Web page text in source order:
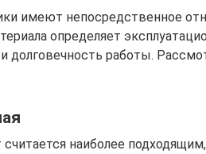
имеют непосредственное
определяет
долговечность работы.
наиболее